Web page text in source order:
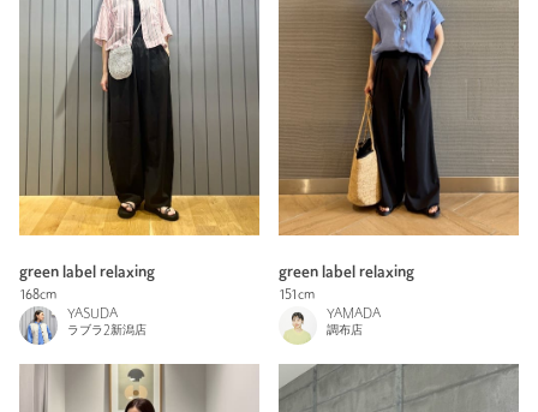
green label relaxing
168cm
YASUDA
ラブラ2新潟店
green label relaxing
151cm
YAMADA
調布店